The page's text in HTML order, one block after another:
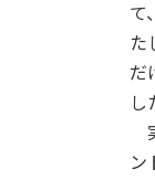
て
た
だ
し
ン